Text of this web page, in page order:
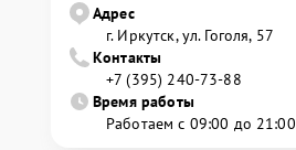
Адрес
г. Иркутск, ул. ​Гоголя, 57
Контакты
+7 (395) 240-73-88
Время работы
Работаем с 09:00 до 21:00